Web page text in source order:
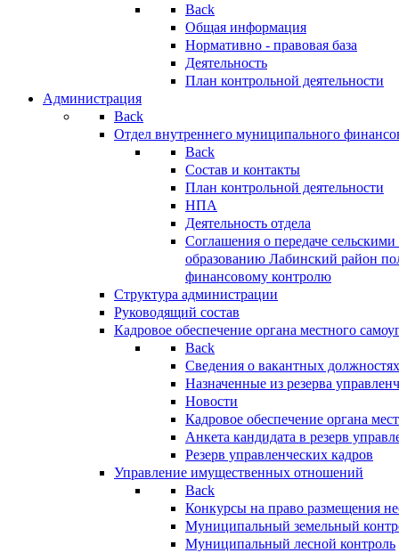
Back
Общая информация
Нормативно - правовая база
Деятельность
План контрольной деятельности
Администрация
Back
Отдел внутреннего муниципального
Back
Состав и контакты
План контрольной деятельности
НПА
Деятельность отдела
Соглашения о передаче
образованию Лабинский район
финансовому контролю
Структура администрации
Руководящий состав
Кадровое обеспечение органа местного
Back
Сведения о вакантных
Назначенные из резерва
Новости
Кадровое обеспечение органа
Анкета кандидата в резерв
Резерв управленческих кадров
Управление имущественных отношений
Back
Конкурсы на право размещения
Муниципальный земельный
Муниципальный лесной контроль